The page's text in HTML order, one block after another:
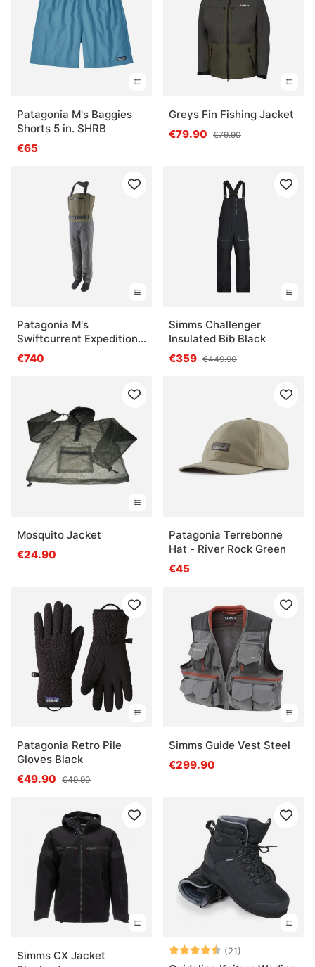
Patagonia M's Baggies
Shorts 5 in. SHRB
€65
Greys Fin Fishing Jacket
€79.90 €79.90
Patagonia M's
Swiftcurrent Expedition
Waders Basin Green
€740
Simms Challenger
Insulated Bib Black
€359 €449.90
Mosquito Jacket
€24.90
Patagonia Terrebonne
Hat - River Rock Green
€45
Patagonia Retro Pile
Gloves Black
€49.90 €49.90
Simms Guide Vest Steel
€299.90
Simms CX Jacket
Note: (21)